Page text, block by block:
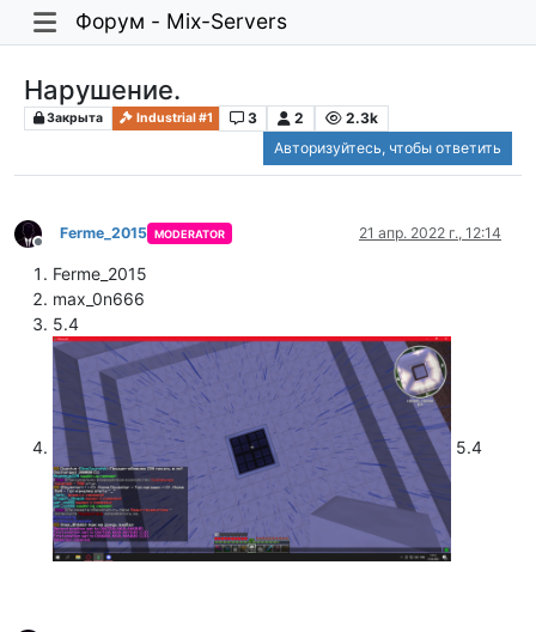
Форум - Mix-Servers
Нарушение.
Закрыта Industrial #1 3 2
2.3k
Авторизуйтесь, чтобы ответить
Не в сети
Ferme_2015 MODERATOR 21 апр. 2022 г., 12:14
Ferme_2015
max_0n666
5.4
5.4